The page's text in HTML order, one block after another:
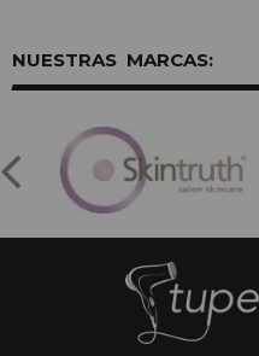
MARCAS: